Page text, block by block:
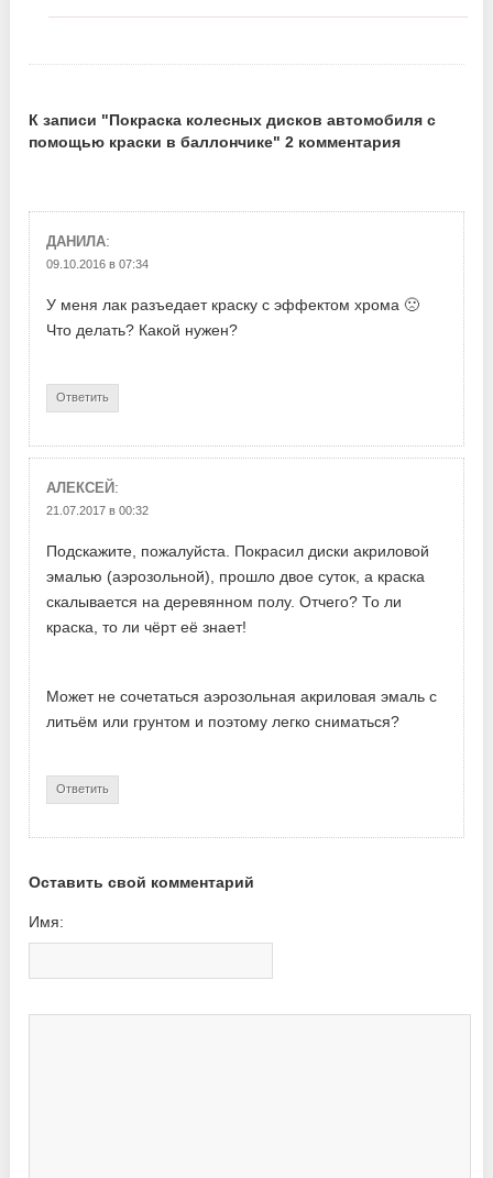
К записи "Покраска колесных дисков автомобиля с
помощью краски в баллончике" 2 комментария
ДАНИЛА:
09.10.2016 в 07:34
У меня лак разъедает краску с эффектом хрома 🙁
Что делать? Какой нужен?
Ответить
АЛЕКСЕЙ :
21.07.2017 в 00:32
Подскажите, пожалуйста. Покрасил диски акриловой
эмалью (аэрозольной), прошло двое суток, а краска
скалывается на деревянном полу. Отчего? То ли
краска, то ли чёрт её знает!
Может не сочетаться аэрозольная акриловая эмаль с
литьём или грунтом и поэтому легко сниматься?
Ответить
Оставить свой комментарий
Имя: